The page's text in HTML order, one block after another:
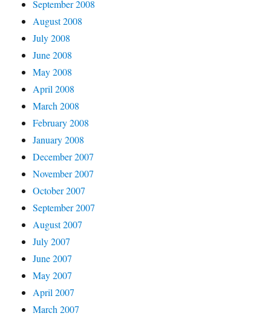
September 2008
August 2008
July 2008
June 2008
May 2008
April 2008
March 2008
February 2008
January 2008
December 2007
November 2007
October 2007
September 2007
August 2007
July 2007
June 2007
May 2007
April 2007
March 2007